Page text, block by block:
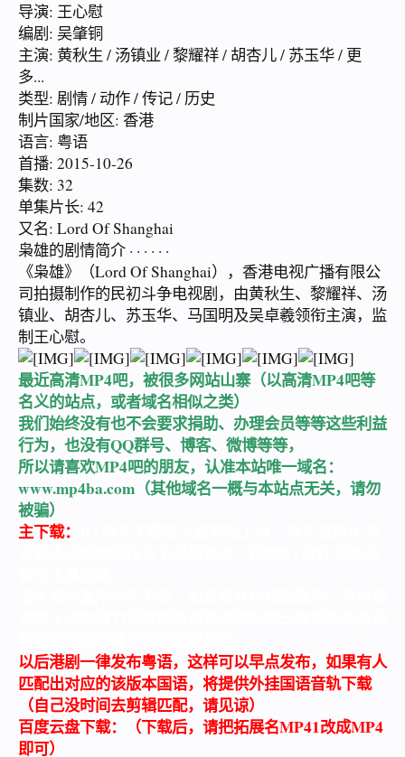
导演: 王心慰
编剧: 吴肇铜
主演: 黄秋生 / 汤镇业 / 黎耀祥 / 胡杏儿 / 苏玉华 / 更
多...
类型: 剧情 / 动作 / 传记 / 历史
制片国家/地区: 香港
语言: 粤语
首播: 2015-10-26
集数: 32
单集片长: 42
又名: Lord Of Shanghai
枭雄的剧情简介 · · · · · ·
《枭雄》（Lord Of Shanghai），香港电视广播有限公
司拍摄制作的民初斗争电视剧，由黄秋生、黎耀祥、汤
镇业、胡杏儿、苏玉华、马国明及吴卓羲领衔主演，监
制王心慰。
最近高清MP4吧，被很多网站山寨（以高清MP4吧等
名义的站点，或者域名相似之类）
我们始终没有也不会要求捐助、办理会员等等这些利益
行为，也没有QQ群号、博客、微博等等，
所以请喜欢MP4吧的朋友，认准本站唯一域名：
www.mp4ba.com （其他域名一概与本站点无关，请勿
被骗）
主下载：
以后港剧一律发布粤语，这样可以早点发布，如果有人
匹配出对应的该版本国语，将提供外挂国语音轨下载
（自己没时间去剪辑匹配，请见谅）
百度云盘下载：（下载后，请把拓展名MP41改成MP4
即可）